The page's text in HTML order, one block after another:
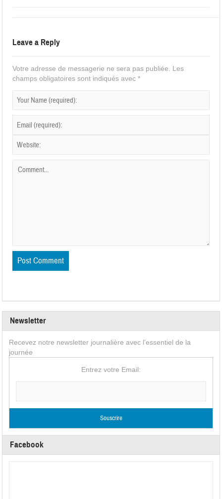
Leave a Reply
Votre adresse de messagerie ne sera pas publiée.
Les
champs obligatoires sont indiqués avec*
Newsletter
Recevez notre newsletter journalière avec l'essentiel de la
journée
Entrez votre Email:
Facebook